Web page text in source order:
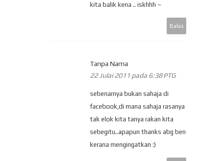
kita balik kena .. iskhhh ~
Balas
Tanpa Nama
22 Julai 2011 pada 6:38 PTG
sebenarnya bukan sahaja di
facebook,di mana sahaja rasanya
tak elok kita tanya rakan kita
sebegitu..apapun thanks abg ben
kerana mengingatkan :)